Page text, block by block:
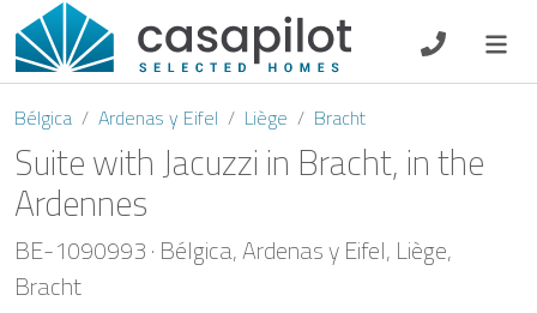
DE EN ES
Oferta de desayuno
Vouchers
Bélgica Ardenas y Eifel Liège Bracht
Suite with Jacuzzi in Bracht, in the
Ardennes
BE-1090993 Bélgica Ardenas y Eifel Liège
Bracht